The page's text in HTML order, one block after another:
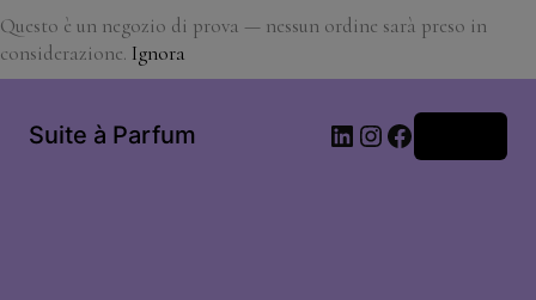
Questo è un negozio di prova — nessun ordine sarà preso in
considerazione. Ignora
Suite à Parfum LinkedIn
Instagram
Facebook